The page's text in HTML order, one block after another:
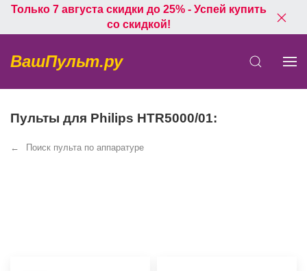
Только 7 августа скидки до 25% - Успей купить
со скидкой!
ВашПульт.ру
Пульты для Philips HTR5000/01:
Поиск пульта по аппаратуре